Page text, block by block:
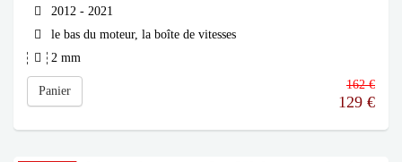
2012 - 2021
le bas du moteur, la boîte de vitesses
2 mm
Panier 162 €
129 €